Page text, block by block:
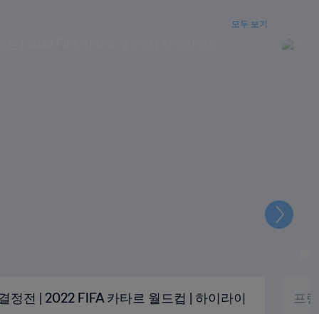
모두 보기
정전 | 2022 FIFA 카타르 월드컵 | 하이라이 프
다
음